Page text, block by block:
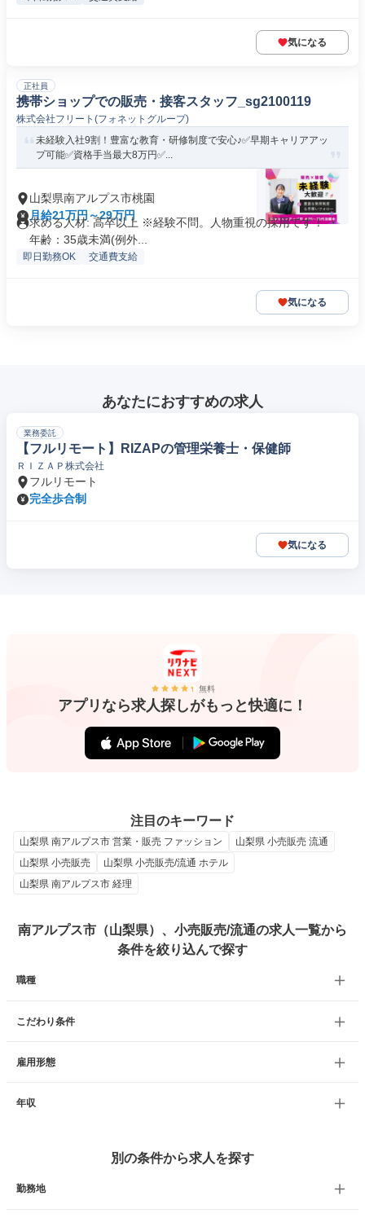
気になる
正社員
携帯ショップでの販売・接客スタッフ_sg2100119
株式会社フリート(フォネットグループ)
未経験入社9割！豊富な教育・研修制度で安心♪✅早期キャリアアッ
プ可能✅資格手当最大8万円✅...
山梨県南アルプス市桃園
月給21万円～29万円
求める人材: 高卒以上 ※経験不問。人物重視の採用です！ ・
年齢：35歳未満(例外...
即日勤務OK 交通費支給
気になる
あなたにおすすめの求人
業務委託
【フルリモート】RIZAPの管理栄養士・保健師
ＲＩＺＡＰ株式会社
フルリモート
完全歩合制
気になる
無料
アプリなら求人探しがもっと快適に！
注目のキーワード
山梨県 南アルプス市 営業・販売 ファッション
山梨県 小売販売 流通
山梨県 小売販売
山梨県 小売販売/流通 ホテル
山梨県 南アルプス市 経理
南アルプス市（山梨県）、小売販売/流通の求人一覧から
条件を絞り込んで探す
職種
こだわり条件
雇用形態
年収
別の条件から求人を探す
勤務地